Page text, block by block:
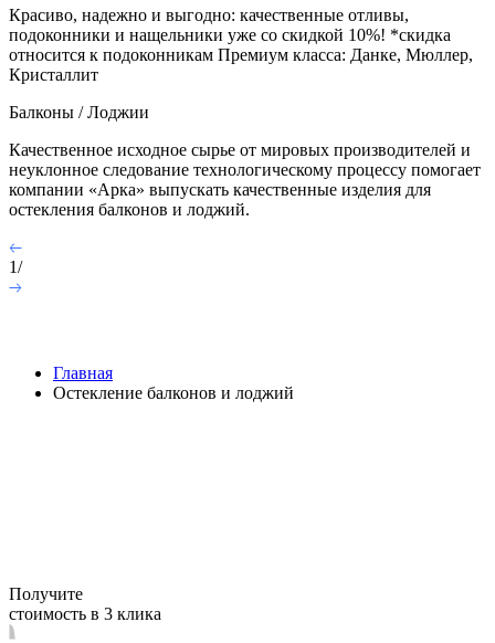
Красиво, надежно и выгодно: качественные отливы,
подоконники и нащельники уже со скидкой 10%! *скидка
относится к подоконникам Премиум класса: Данке, Мюллер,
Кристаллит
Балконы / Лоджии
Качественное исходное сырье от мировых производителей и
неуклонное следование технологическому процессу помогает
компании «Арка» выпускать качественные изделия для
остекления балконов и лоджий.
1/
Главная
Остекление балконов и лоджий
Получите
стоимость в 3 клика